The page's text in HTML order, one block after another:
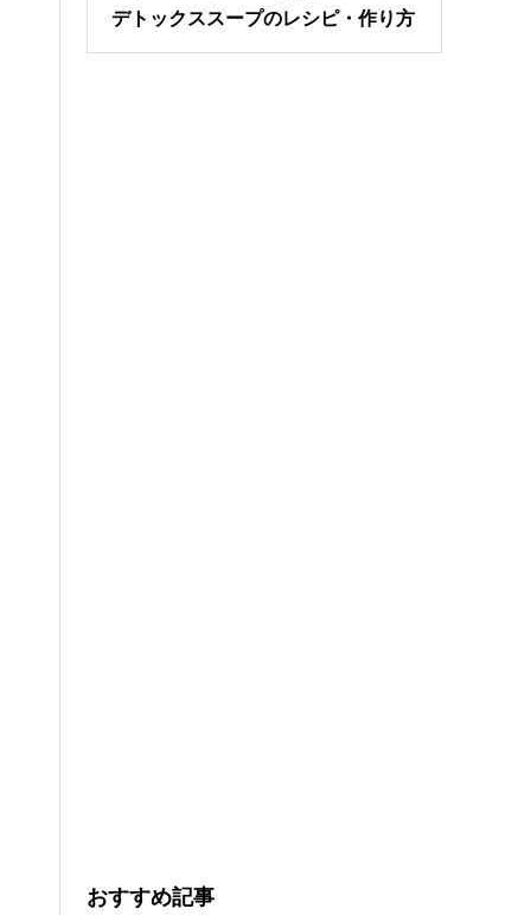
デトックススープのレシピ・作り方
おすすめ記事